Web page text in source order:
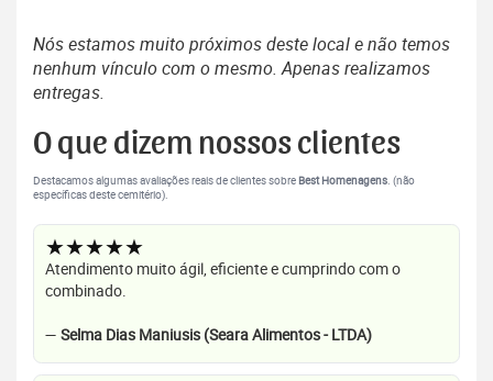
Nós estamos muito próximos deste local e não temos
nenhum vínculo com o mesmo. Apenas realizamos
entregas.
O que dizem nossos clientes
Destacamos algumas avaliações reais de clientes sobre Best Homenagens. (não
específicas deste cemitério).
★★★★★
Atendimento muito ágil, eficiente e cumprindo com o
combinado.
— Selma Dias Maniusis (Seara Alimentos - LTDA)